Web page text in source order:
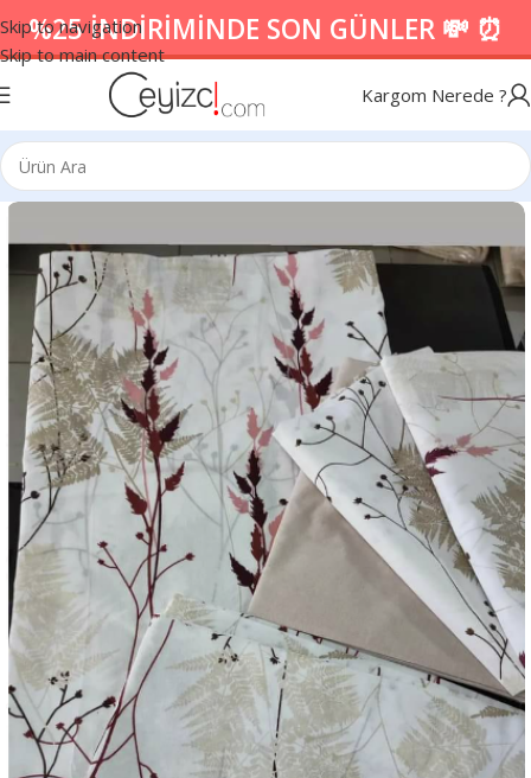
Skip to navigation
Skip to main content
%25 İNDİRİMİNDE SON GÜNLER 💸 ⏰
Kargom Nerede ?